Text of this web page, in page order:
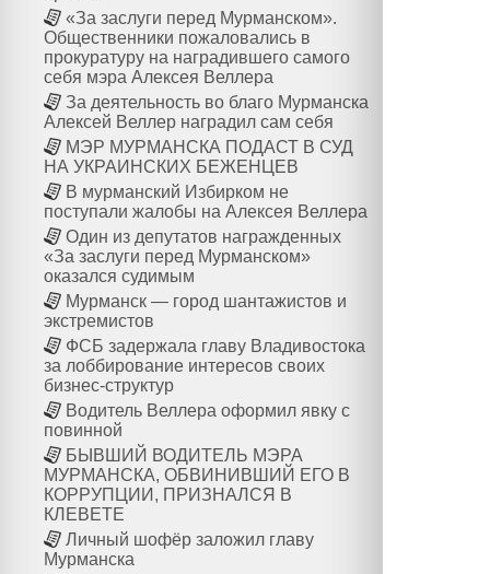
«За заслуги перед Мурманском».
Общественники пожаловались в
прокуратуру на наградившего самого
себя мэра Алексея Веллера
За деятельность во благо Мурманска
Алексей Веллер наградил сам себя
МЭР МУРМАНСКА ПОДАСТ В СУД
НА УКРАИНСКИХ БЕЖЕНЦЕВ
В мурманский Избирком не
поступали жалобы на Алексея Веллера
Один из депутатов награжденных
«За заслуги перед Мурманском»
оказался судимым
Мурманск — город шантажистов и
экстремистов
ФСБ задержала главу Владивостока
за лоббирование интересов своих
бизнес-структур
Водитель Веллера оформил явку с
повинной
БЫВШИЙ ВОДИТЕЛЬ МЭРА
МУРМАНСКА, ОБВИНИВШИЙ ЕГО В
КОРРУПЦИИ, ПРИЗНАЛСЯ В
КЛЕВЕТЕ
Личный шофёр заложил главу
Мурманска